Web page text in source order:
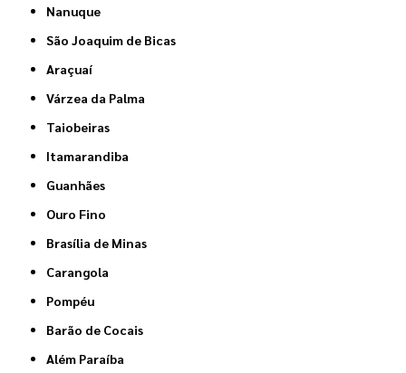
Nanuque
São Joaquim de Bicas
Araçuaí
Várzea da Palma
Taiobeiras
Itamarandiba
Guanhães
Ouro Fino
Brasília de Minas
Carangola
Pompéu
Barão de Cocais
Além Paraíba